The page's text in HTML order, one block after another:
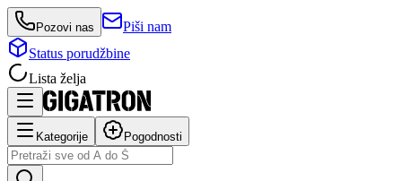
Pozovi nas
Piši nam
Status porudžbine
Lista želja
Kategorije Pogodnosti